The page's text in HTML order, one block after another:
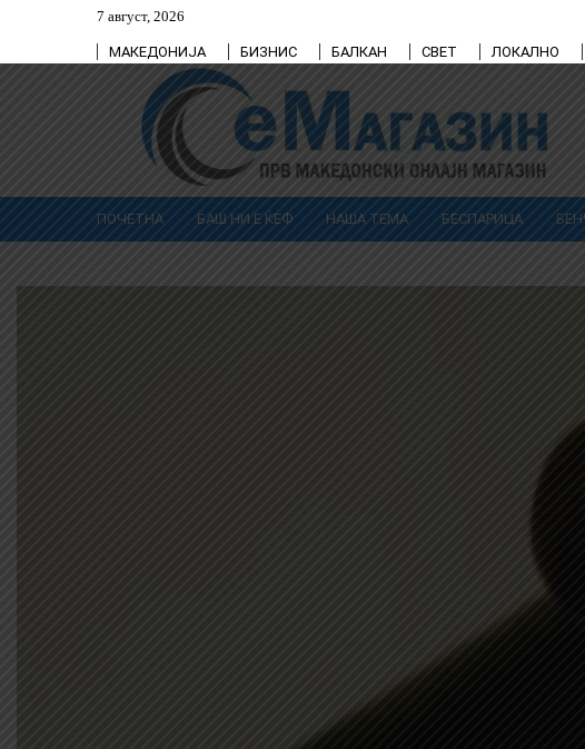
7 август, 2026
МАКЕДОНИЈА БИЗНИС БАЛКАН СВЕТ ЛОКАЛНО
ПОЧЕТНА БАШ НИ Е ЌЕФ НАША ТЕМА БЕСПАРИЦА